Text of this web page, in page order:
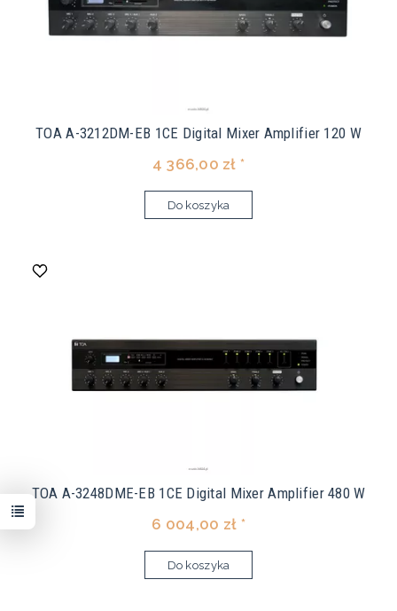
TOA A-3212DM-EB 1CE Digital Mixer Amplifier 120 W
4 366,00 zł *
Do koszyka
TOA A-3248DME-EB 1CE Digital Mixer Amplifier 480 W
6 004,00 zł *
Do koszyka